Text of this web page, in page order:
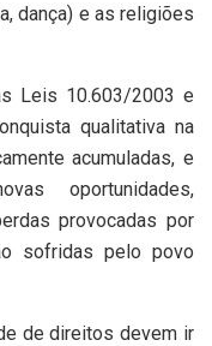
dança) e as religiões
Leis 10.603/2003 e
qualitativa na
acumuladas, e
oportunidades,
provocadas por
sofridas pelo povo
de direitos devem ir